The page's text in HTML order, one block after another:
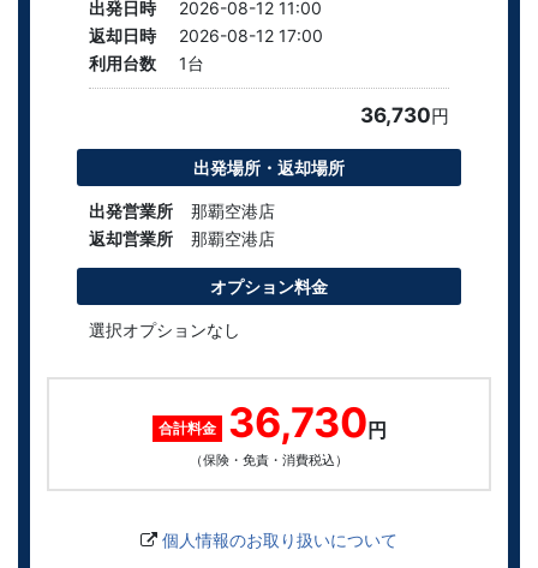
出発日時
2026-08-12 11:00
返却日時
2026-08-12 17:00
利用台数
1台
36,730円
出発場所・返却場所
出発営業所
那覇空港店
返却営業所
那覇空港店
オプション料金
選択オプションなし
合計料金 36,730円
（保険・免責・消費税込）
個人情報のお取り扱いについて